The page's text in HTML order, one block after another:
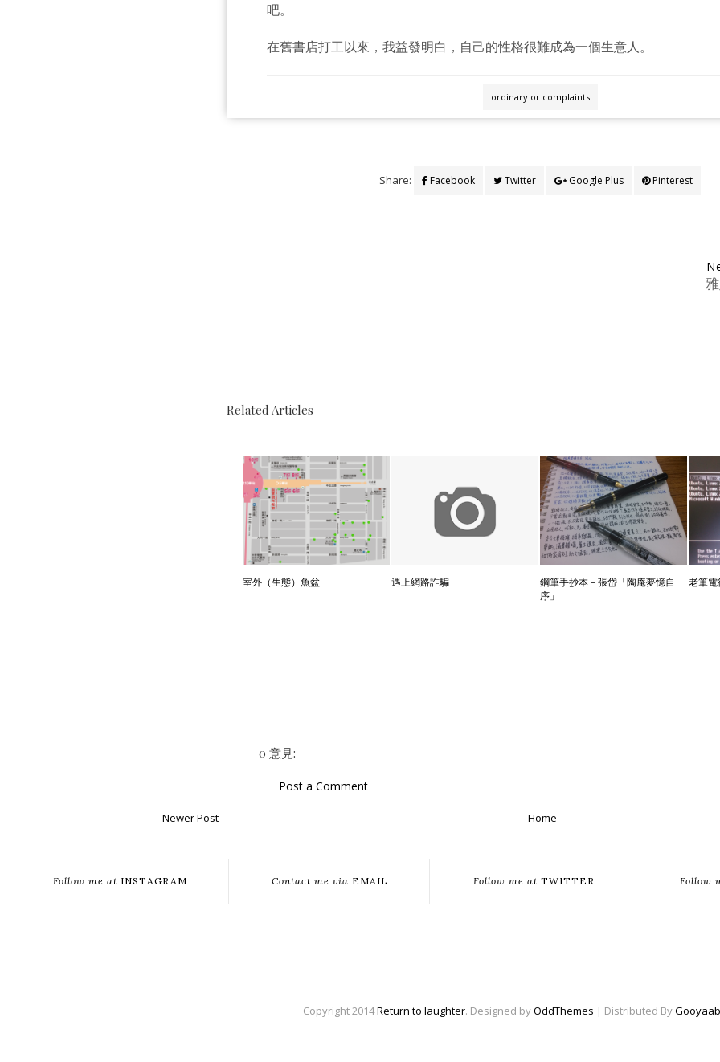
吧。
在舊書店打工以來，我益發明白，自己的性格很難成為一個生意人。
ordinary or complaints
Share: Facebook Twitter Google Plus Pinterest
Related Articles
室外（生態）魚盆 遇上網路詐騙
鋼筆手抄本－張岱「陶庵夢憶自
序」
老筆電
0 意見:
Post a Comment
Newer Post Home
Follow me atINSTAGRAM Contact me via EMAIL Follow me at TWITTER Follow
Copyright 2014Return to laughter. Designed byOddThemes | Distributed By